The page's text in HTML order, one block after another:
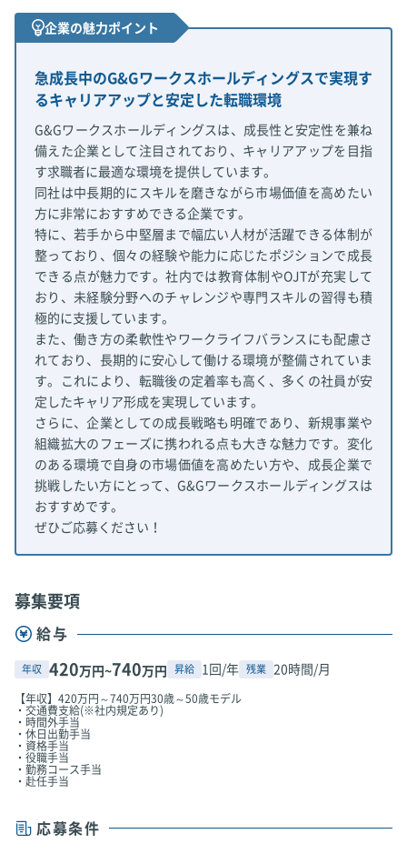
企業の魅力ポイント
急成長中のG&Gワークスホールディングスで実現す
るキャリアアップと安定した転職環境
G&Gワークスホールディングスは、成長性と安定性を兼ね
備えた企業として注目されており、キャリアアップを目指
す求職者に最適な環境を提供しています。
同社は中長期的にスキルを磨きながら市場価値を高めたい
方に非常におすすめできる企業です。
特に、若手から中堅層まで幅広い人材が活躍できる体制が
整っており、個々の経験や能力に応じたポジションで成長
できる点が魅力です。社内では教育体制やOJTが充実して
おり、未経験分野へのチャレンジや専門スキルの習得も積
極的に支援しています。
また、働き方の柔軟性やワークライフバランスにも配慮さ
れており、長期的に安心して働ける環境が整備されていま
す。これにより、転職後の定着率も高く、多くの社員が安
定したキャリア形成を実現しています。
さらに、企業としての成長戦略も明確であり、新規事業や
組織拡大のフェーズに携われる点も大きな魅力です。変化
のある環境で自身の市場価値を高めたい方や、成長企業で
挑戦したい方にとって、G&Gワークスホールディングスは
おすすめです。
ぜひご応募ください！
募集要項
給与
年収 420万円~740万円 昇給 1回/年 残業 20時間/月
【年収】420万円～740万円30歳～50歳モデル
・交通費支給(※社内規定あり)
・時間外手当
・休日出勤手当
・資格手当
・役職手当
・勤務コース手当
・赴任手当
応募条件